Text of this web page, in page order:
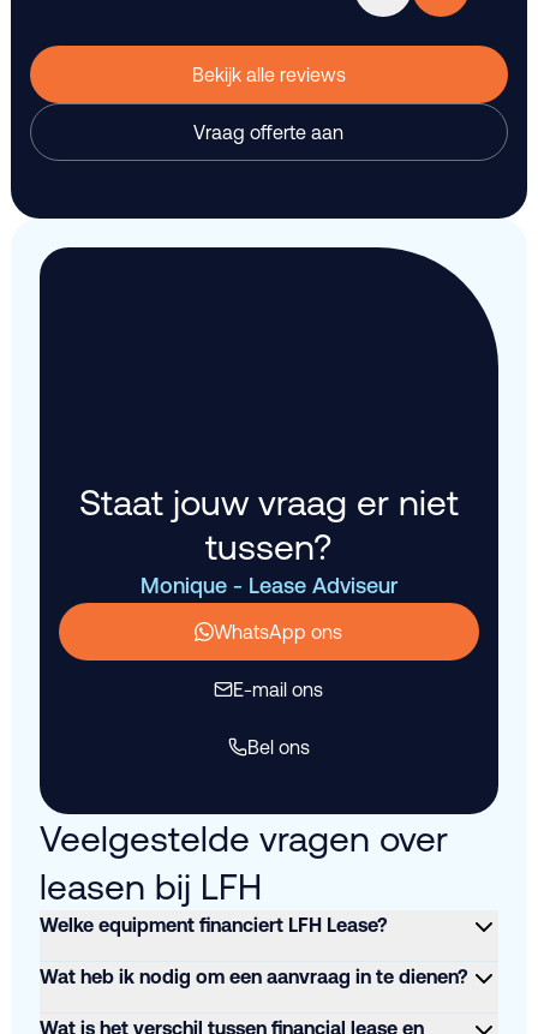
Bekijk alle reviews
Vraag offerte aan
Staat jouw vraag er niet
tussen?
Monique - Lease Adviseur
WhatsApp ons
E-mail ons
Bel ons
Veelgestelde vragen over
leasen bij LFH
Welke equipment financiert LFH Lease?
Wat heb ik nodig om een aanvraag in te dienen?
Wat is het verschil tussen financial lease en